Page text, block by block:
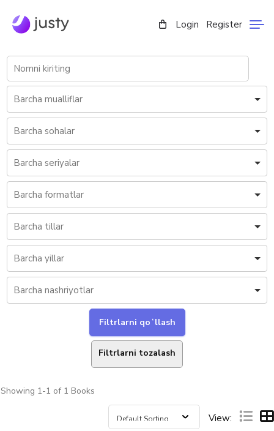
Login Register
Filtrlarni tozalash
Showing 1-1 of 1 Books
View: